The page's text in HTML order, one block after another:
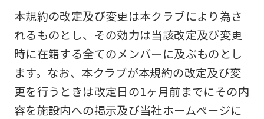
本規約の改定及び変更は本クラブにより為さ
れるものとし、その効力は当該改定及び変更
時に在籍する全てのメンバーに及ぶものとし
ます。なお、本クラブが本規約の改定及び変
更を行うときは改定日の1ヶ月前までにその内
容を施設内への掲示及び当社ホームページに